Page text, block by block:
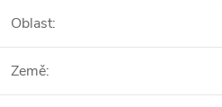
Oblast:
Země: